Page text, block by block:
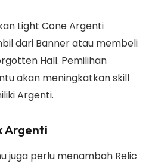
Light Cone Argenti
dari Banner atau membeli
Hall. Pemilihan
akan meningkatkan skill
Argenti.
Argenti
juga perlu menambah Relic